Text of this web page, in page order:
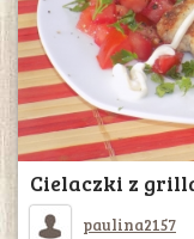
Cielaczki z
paulina2157